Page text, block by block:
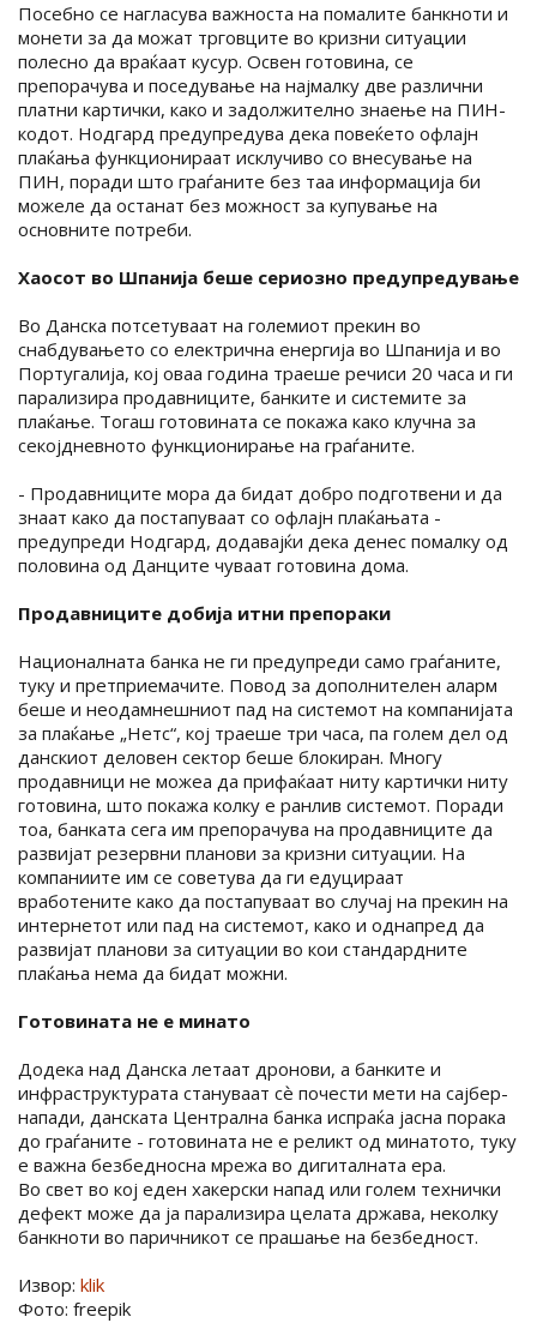
Посебно се нагласува важноста на помалите банкноти и
монети за да можат трговците во кризни ситуации
полесно да враќаат кусур. Освен готовина, се
препорачува и поседување на најмалку две различни
платни картички, како и задолжително знаење на ПИН-
кодот. Нодгард предупредува дека повеќето офлајн
плаќања функционираат исклучиво со внесување на
ПИН, поради што граѓаните без таа информација би
можеле да останат без можност за купување на
основните потреби.
Хаосот во Шпанија беше сериозно предупредување
Во Данска потсетуваат на големиот прекин во
снабдувањето со електрична енергија во Шпанија и во
Португалија, кој оваа година траеше речиси 20 часа и ги
парализира продавниците, банките и системите за
плаќање. Тогаш готовината се покажа како клучна за
секојдневното функционирање на граѓаните.
- Продавниците мора да бидат добро подготвени и да
знаат како да постапуваат со офлајн плаќањата -
предупреди Нодгард, додавајќи дека денес помалку од
половина од Данците чуваат готовина дома.
Продавниците добија итни препораки
Националната банка не ги предупреди само граѓаните,
туку и претприемачите. Повод за дополнителен аларм
беше и неодамнешниот пад на системот на компанијата
за плаќање „Нетс“, кој траеше три часа, па голем дел од
данскиот деловен сектор беше блокиран. Многу
продавници не можеа да прифаќаат ниту картички ниту
готовина, што покажа колку е ранлив системот. Поради
тоа, банката сега им препорачува на продавниците да
развијат резервни планови за кризни ситуации. На
компаниите им се советува да ги едуцираат
вработените како да постапуваат во случај на прекин на
интернетот или пад на системот, како и однапред да
развијат планови за ситуации во кои стандардните
плаќања нема да бидат можни.
Готовината не е минато
Додека над Данска летаат дронови, а банките и
инфраструктурата стануваат сѐ почести мети на сајбер-
напади, данската Централна банка испраќа јасна порака
до граѓаните - готовината не е реликт од минатото, туку
е важна безбедносна мрежа во дигиталната ера.
Во свет во кој еден хакерски напад или голем технички
дефект може да ја парализира целата држава, неколку
банкноти во паричникот се прашање на безбедност.
Извор: klik
Фото: freepik